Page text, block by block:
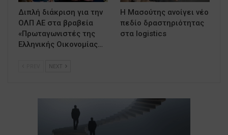
Διπλή διάκριση για την
ΟΛΠ ΑΕ στα βραβεία
«Πρωταγωνιστές της
Ελληνικής Οικονομίας…
Η Μασούτης ανοίγει νέο
πεδίο δραστηριότητας
στα logistics
NEXT